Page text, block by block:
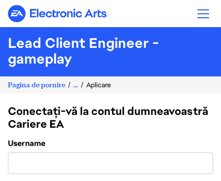
Electronic Arts
Lead Client Engineer -
gameplay
Pagina de pornire ... Aplicare
Conectați-vă la contul dumneavoastră
Cariere EA
Login
Username